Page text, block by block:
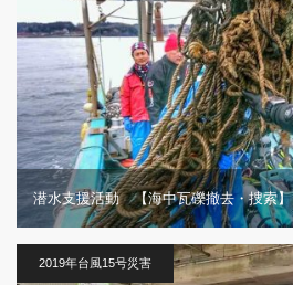
潜水支援活動 【海中瓦礫撤去・捜索】
2019年台風15号災害